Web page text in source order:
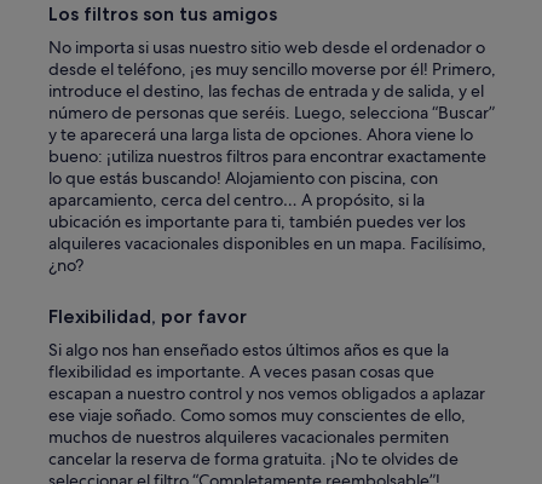
Los filtros son tus amigos
No importa si usas nuestro sitio web desde el ordenador o
desde el teléfono, ¡es muy sencillo moverse por él! Primero,
introduce el destino, las fechas de entrada y de salida, y el
número de personas que seréis. Luego, selecciona “Buscar”
y te aparecerá una larga lista de opciones. Ahora viene lo
bueno: ¡utiliza nuestros filtros para encontrar exactamente
lo que estás buscando! Alojamiento con piscina, con
aparcamiento, cerca del centro… A propósito, si la
ubicación es importante para ti, también puedes ver los
alquileres vacacionales disponibles en un mapa. Facilísimo,
¿no?
Flexibilidad, por favor
Si algo nos han enseñado estos últimos años es que la
flexibilidad es importante. A veces pasan cosas que
escapan a nuestro control y nos vemos obligados a aplazar
ese viaje soñado. Como somos muy conscientes de ello,
muchos de nuestros alquileres vacacionales permiten
cancelar la reserva de forma gratuita. ¡No te olvides de